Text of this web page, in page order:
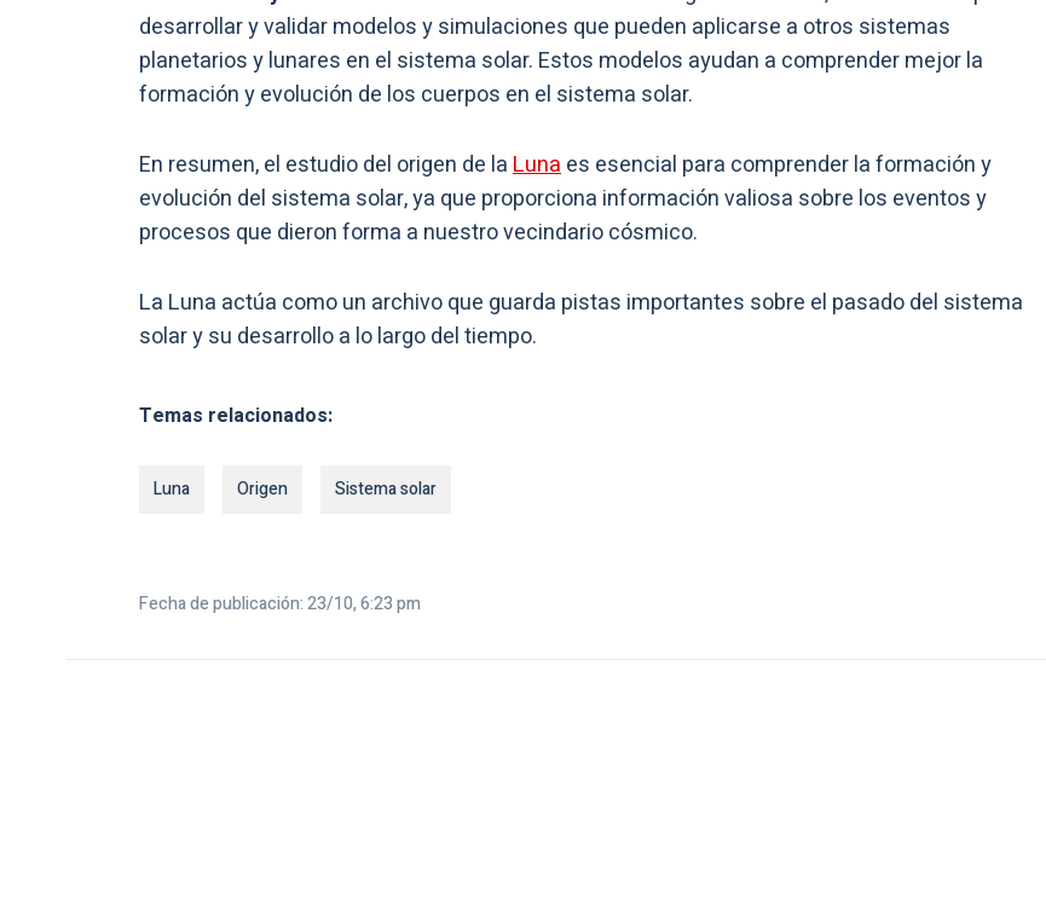
desarrollar y validar modelos y simulaciones que pueden aplicarse a otros sistemas
planetarios y lunares en el sistema solar. Estos modelos ayudan a comprender mejor la
formación y evolución de los cuerpos en el sistema solar.
En resumen, el estudio del origen de laLunaes esencial para comprender la formación y
evolución del sistema solar, ya que proporciona información valiosa sobre los eventos y
procesos que dieron forma a nuestro vecindario cósmico.
La Luna actúa como un archivo que guarda pistas importantes sobre el pasado del sistema
solar y su desarrollo a lo largo del tiempo.
Temas relacionados:
Luna Origen Sistema solar
Fecha de publicación: 23/10, 6:23 pm